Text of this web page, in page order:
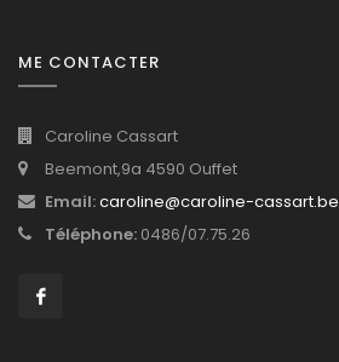
ME CONTACTER
Caroline Cassart
Beemont,9a 4590 Ouffet
Email:caroline@caroline-cassart.be
Téléphone: 0486/07.75.26